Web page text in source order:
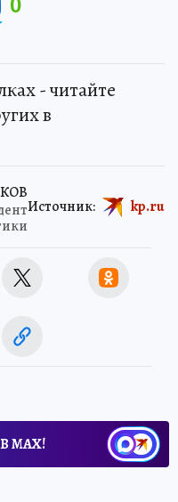
0
- читайте
в
Источник: kp.ru
МАХ!